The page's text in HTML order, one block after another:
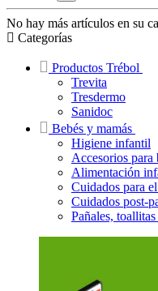
No hay más artículos en su
Categorías
Productos Trébol
Trevita
Tresdermo
Sanidoc
Bebés y mamás
Higiene infantil
Accesorios para
Alimentación
Cuidados para
Cuidados post-
Pañales,